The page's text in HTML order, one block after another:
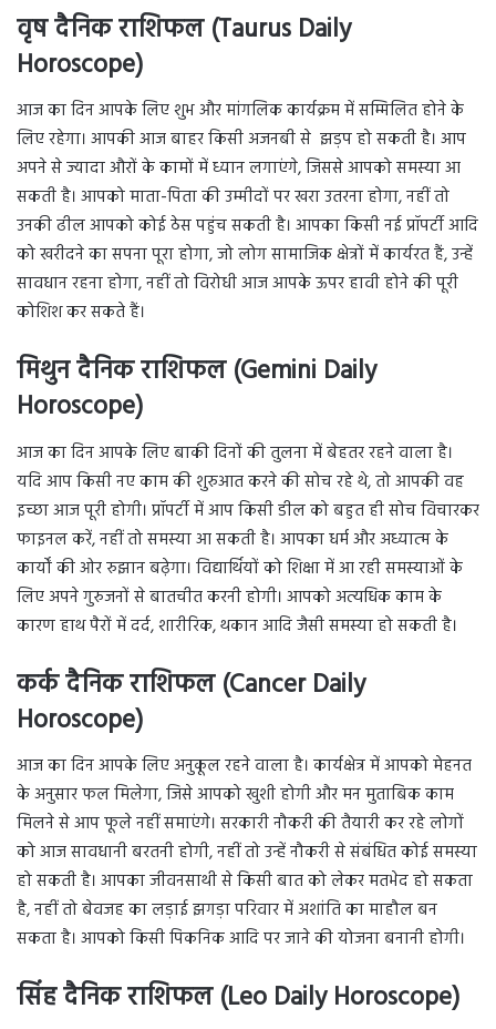
वृष दैनिक राशिफल (Taurus Daily
Horoscope)
आज का दिन आपके लिए शुभ और मांगलिक कार्यक्रम में सम्मिलित होने के
लिए रहेगा। आपकी आज बाहर किसी अजनबी से झड़प हो सकती है। आप
अपने से ज्यादा औरों के कामों में ध्यान लगाएंगे, जिससे आपको समस्या आ
सकती है। आपको माता-पिता की उम्मीदों पर खरा उतरना होगा, नहीं तो
उनकी ढील आपको कोई ठेस पहुंच सकती है। आपका किसी नई प्रॉपर्टी आदि
को खरीदने का सपना पूरा होगा, जो लोग सामाजिक क्षेत्रों में कार्यरत हैं, उन्हें
सावधान रहना होगा, नहीं तो विरोधी आज आपके ऊपर हावी होने की पूरी
कोशिश कर सकते हैं।
मिथुन दैनिक राशिफल (Gemini Daily
Horoscope)
आज का दिन आपके लिए बाकी दिनों की तुलना में बेहतर रहने वाला है।
यदि आप किसी नए काम की शुरुआत करने की सोच रहे थे, तो आपकी वह
इच्छा आज पूरी होगी। प्रॉपर्टी में आप किसी डील को बहुत ही सोच विचारकर
फाइनल करें, नहीं तो समस्या आ सकती है। आपका धर्म और अध्यात्म के
कार्यों की ओर रुझान बढ़ेगा। विद्यार्थियों को शिक्षा में आ रही समस्याओं के
लिए अपने गुरुजनों से बातचीत करनी होगी। आपको अत्यधिक काम के
कारण हाथ पैरों में दर्द, शारीरिक, थकान आदि जैसी समस्या हो सकती है।
कर्क दैनिक राशिफल (Cancer Daily
Horoscope)
आज का दिन आपके लिए अनुकूल रहने वाला है। कार्यक्षेत्र में आपको मेहनत
के अनुसार फल मिलेगा, जिसे आपको खुशी होगी और मन मुताबिक काम
मिलने से आप फूले नहीं समाएंगे। सरकारी नौकरी की तैयारी कर रहे लोगों
को आज सावधानी बरतनी होगी, नहीं तो उन्हें नौकरी से संबंधित कोई समस्या
हो सकती है। आपका जीवनसाथी से किसी बात को लेकर मतभेद हो सकता
है, नहीं तो बेवजह का लड़ाई झगड़ा परिवार में अशांति का माहौल बन
सकता है। आपको किसी पिकनिक आदि पर जाने की योजना बनानी होगी।
सिंह दैनिक राशिफल (Leo Daily Horoscope)